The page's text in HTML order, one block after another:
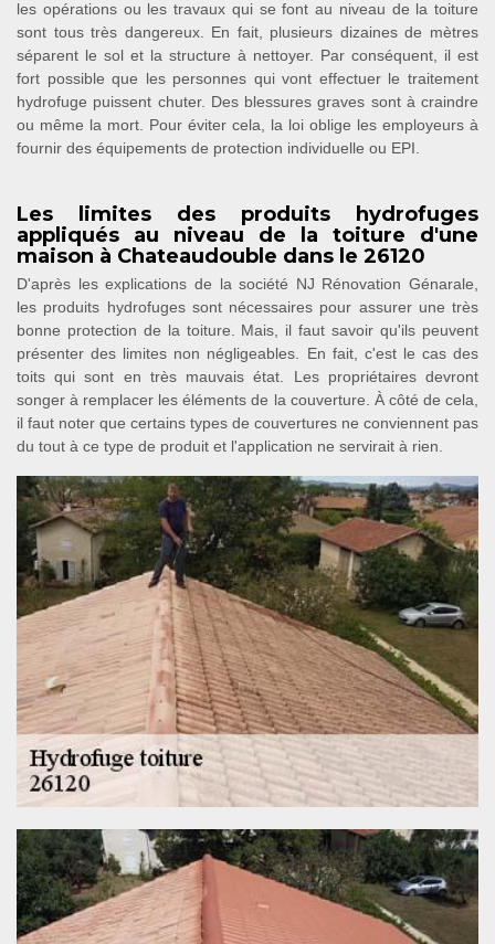
les opérations ou les travaux qui se font au niveau de la toiture
sont tous très dangereux. En fait, plusieurs dizaines de mètres
séparent le sol et la structure à nettoyer. Par conséquent, il est
fort possible que les personnes qui vont effectuer le traitement
hydrofuge puissent chuter. Des blessures graves sont à craindre
ou même la mort. Pour éviter cela, la loi oblige les employeurs à
fournir des équipements de protection individuelle ou EPI.
Les limites des produits hydrofuges
appliqués au niveau de la toiture d'une
maison à Chateaudouble dans le 26120
D'après les explications de la société NJ Rénovation Génarale,
les produits hydrofuges sont nécessaires pour assurer une très
bonne protection de la toiture. Mais, il faut savoir qu'ils peuvent
présenter des limites non négligeables. En fait, c'est le cas des
toits qui sont en très mauvais état. Les propriétaires devront
songer à remplacer les éléments de la couverture. À côté de cela,
il faut noter que certains types de couvertures ne conviennent pas
du tout à ce type de produit et l'application ne servirait à rien.